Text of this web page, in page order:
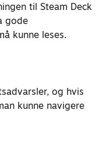
til Steam Deck
gode
kunne leses.
og hvis
kunne navigere